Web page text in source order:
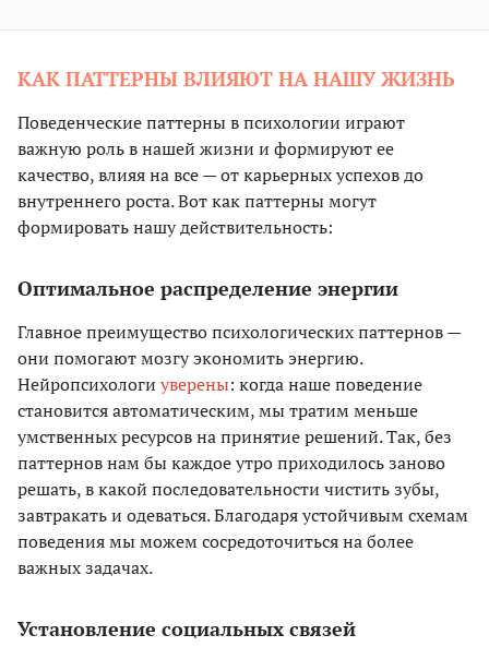
КАК ПАТТЕРНЫ ВЛИЯЮТ НА НАШУ ЖИЗНЬ
Поведенческие паттерны в психологии играют
важную роль в нашей жизни и формируют ее
качество, влияя на все — от карьерных успехов до
внутреннего роста. Вот как паттерны могут
формировать нашу действительность:
Оптимальное распределение энергии
Главное преимущество психологических паттернов —
они помогают мозгу экономить энергию.
Нейропсихологи уверены: когда наше поведение
становится автоматическим, мы тратим меньше
умственных ресурсов на принятие решений. Так, без
паттернов нам бы каждое утро приходилось заново
решать, в какой последовательности чистить зубы,
завтракать и одеваться. Благодаря устойчивым схемам
поведения мы можем сосредоточиться на более
важных задачах.
Установление социальных связей